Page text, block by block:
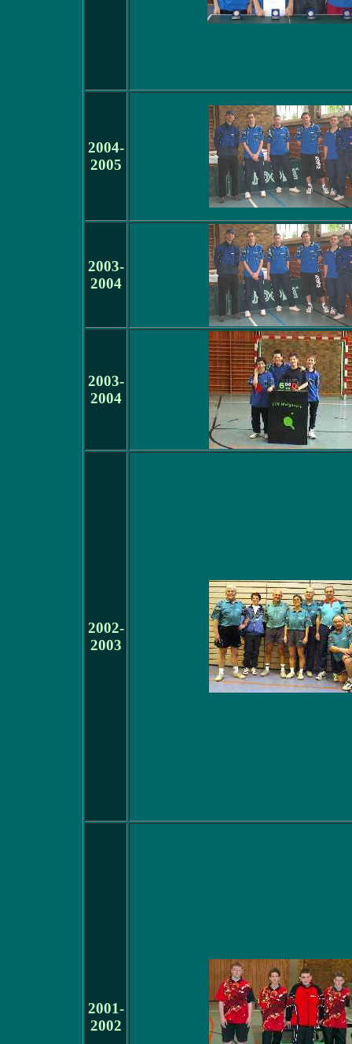
2004-
2005
2003-
2004
2003-
2004
2002-
2003
2001-
2002